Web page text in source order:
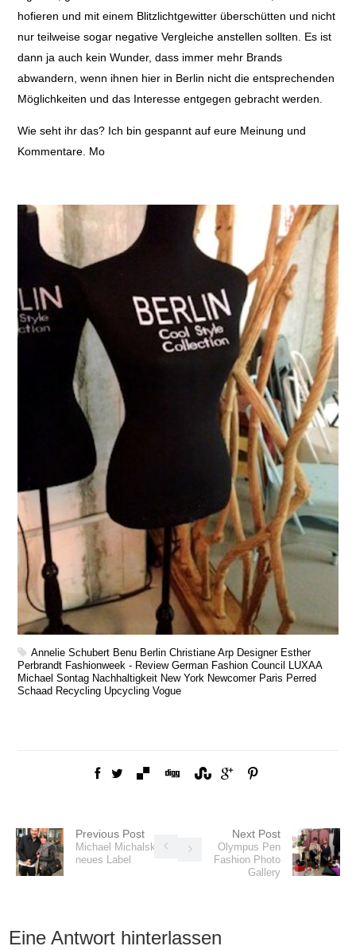
hofieren und mit einem Blitzlichtgewitter überschütten und nicht
nur teilweise sogar negative Vergleiche anstellen sollten. Es ist
dann ja auch kein Wunder, dass immer mehr Brands
abwandern, wenn ihnen hier in Berlin nicht die entsprechenden
Möglichkeiten und das Interesse entgegen gebracht werden.
Wie seht ihr das? Ich bin gespannt auf eure Meinung und
Kommentare. Mo
Annelie Schubert Benu Berlin Christiane Arp Designer Esther
Perbrandt Fashionweek - Review German Fashion Council LUXAA
Michael Sontag Nachhaltigkeit New York Newcomer Paris Perred
Schaad Recycling Upcycling Vogue
Previous Post
Michael Michalsky´s
neues Label
Next Post
Olympus Pen
Fashion Photo
Gallery
Eine Antwort hinterlassen